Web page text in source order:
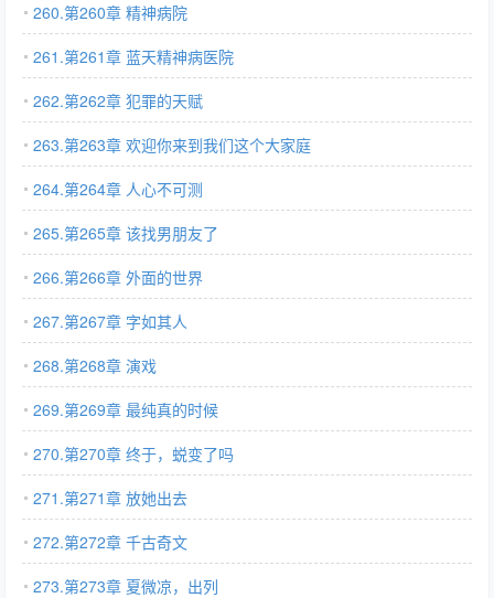
260.第260章 精神病院
261.第261章 蓝天精神病医院
262.第262章 犯罪的天赋
263.第263章 欢迎你来到我们这个大家庭
264.第264章 人心不可测
265.第265章 该找男朋友了
266.第266章 外面的世界
267.第267章 字如其人
268.第268章 演戏
269.第269章 最纯真的时候
270.第270章 终于，蜕变了吗
271.第271章 放她出去
272.第272章 千古奇文
273.第273章 夏微凉，出列